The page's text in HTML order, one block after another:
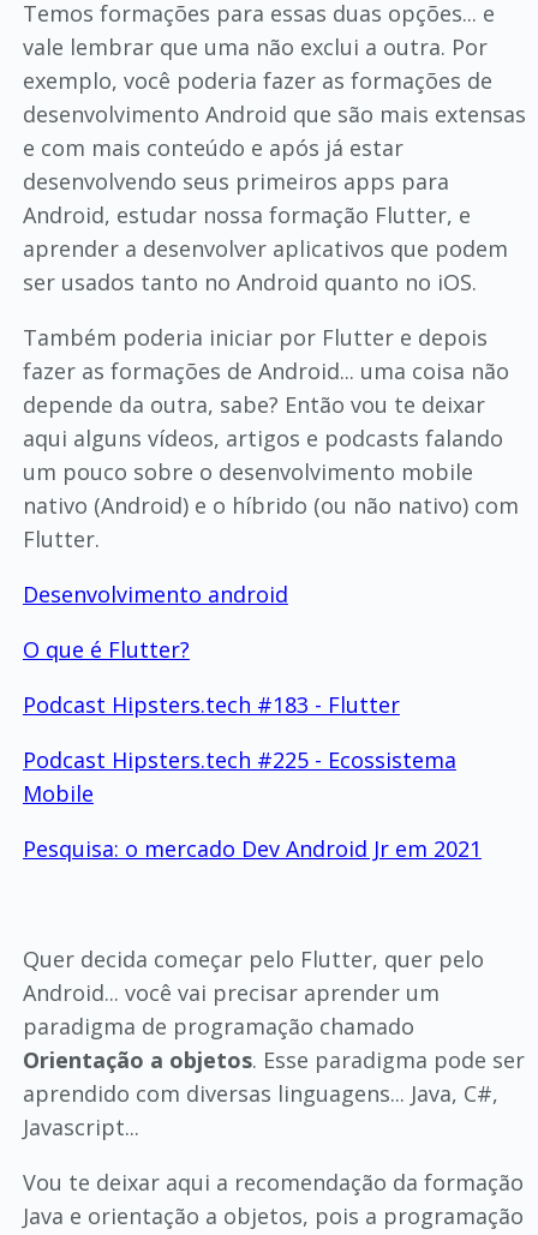
Temos formações para essas duas opções... e
vale lembrar que uma não exclui a outra. Por
exemplo, você poderia fazer as formações de
desenvolvimento Android que são mais extensas
e com mais conteúdo e após já estar
desenvolvendo seus primeiros apps para
Android, estudar nossa formação Flutter, e
aprender a desenvolver aplicativos que podem
ser usados tanto no Android quanto no iOS.
Também poderia iniciar por Flutter e depois
fazer as formações de Android... uma coisa não
depende da outra, sabe? Então vou te deixar
aqui alguns vídeos, artigos e podcasts falando
um pouco sobre o desenvolvimento mobile
nativo (Android) e o híbrido (ou não nativo) com
Flutter.
Desenvolvimento android
O que é Flutter?
Podcast Hipsters.tech #183 - Flutter
Podcast Hipsters.tech #225 - Ecossistema
Mobile
Pesquisa: o mercado Dev Android Jr em 2021
Quer decida começar pelo Flutter, quer pelo
Android... você vai precisar aprender um
paradigma de programação chamado
Orientação a objetos. Esse paradigma pode ser
aprendido com diversas linguagens... Java, C#,
Javascript...
Vou te deixar aqui a recomendação da formação
Java e orientação a objetos, pois a programação